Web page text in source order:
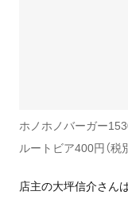
ホノホノバーガー
ルートビア400円（税
店主の大坪信介さん